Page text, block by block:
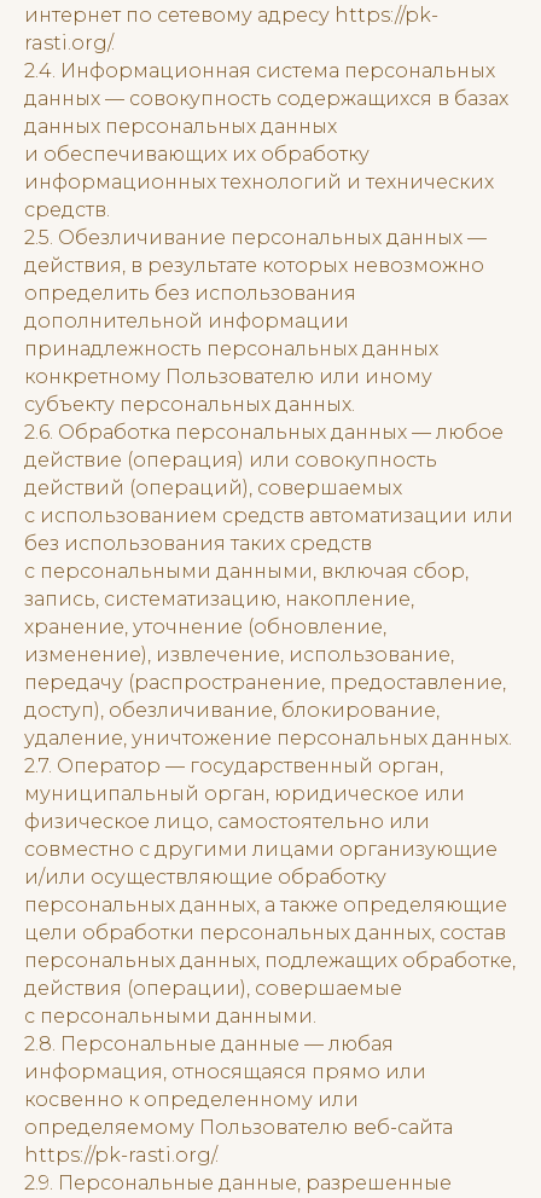
интернет по сетевому адресу https://pk-
rasti.org/.
2.4. Информационная система персональных
данных — совокупность содержащихся в базах
данных персональных данных
и обеспечивающих их обработку
информационных технологий и технических
средств.
2.5. Обезличивание персональных данных —
действия, в результате которых невозможно
определить без использования
дополнительной информации
принадлежность персональных данных
конкретному Пользователю или иному
субъекту персональных данных.
2.6. Обработка персональных данных — любое
действие (операция) или совокупность
действий (операций), совершаемых
с использованием средств автоматизации или
без использования таких средств
с персональными данными, включая сбор,
запись, систематизацию, накопление,
хранение, уточнение (обновление,
изменение), извлечение, использование,
передачу (распространение, предоставление,
доступ), обезличивание, блокирование,
удаление, уничтожение персональных данных.
2.7. Оператор — государственный орган,
муниципальный орган, юридическое или
физическое лицо, самостоятельно или
совместно с другими лицами организующие
и/или осуществляющие обработку
персональных данных, а также определяющие
цели обработки персональных данных, состав
персональных данных, подлежащих обработке,
действия (операции), совершаемые
с персональными данными.
2.8. Персональные данные — любая
информация, относящаяся прямо или
косвенно к определенному или
определяемому Пользователю веб-сайта
https://pk-rasti.org/.
2.9. Персональные данные, разрешенные